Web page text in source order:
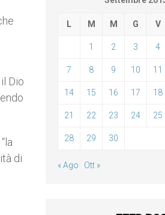
Dio
di
L M M G V
1 2 3 4
7 8 9 10 11
14 15 16 17 18
21 22 23 24 25
28 29 30
« Ago Ott »